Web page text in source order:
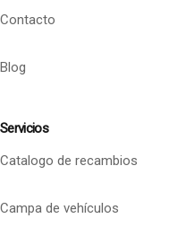
Contacto
Blog
Servicios
Catalogo de recambios
Campa de vehículos